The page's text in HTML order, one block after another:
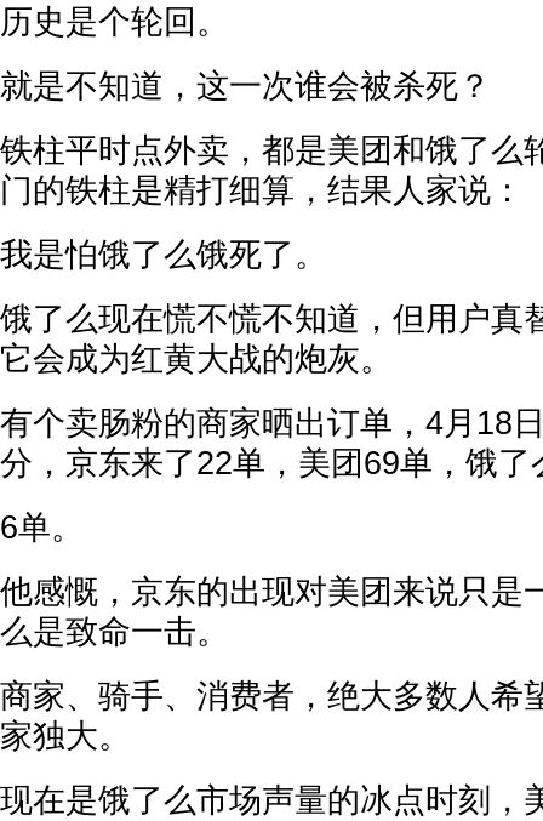
历史是个轮回。
就是不知道，这一次谁会被杀死？
铁柱平时点外卖，都是美团和饿了么
门的铁柱是精打细算，结果人家说：
我是怕饿了么饿死了。
饿了么现在慌不慌不知道，但用户真
它会成为红黄大战的炮灰。
有个卖肠粉的商家晒出订单，4月18
分，京东来了22单，美团69单，饿了
6单。
他感慨，京东的出现对美团来说只是
么是致命一击。
商家、骑手、消费者，绝大多数人希
家独大。
现在是饿了么市场声量的冰点时刻，